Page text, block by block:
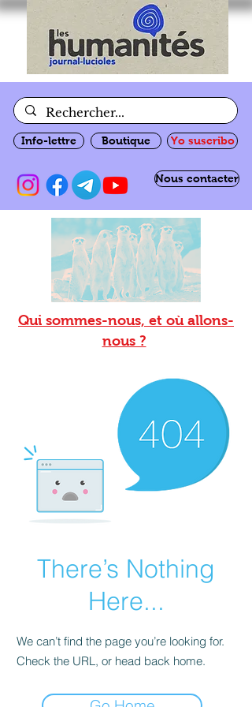
Info-lettre Boutique Yo suscribo
Nous contacter
Qui sommes-nous, et où allons-
nous ?
There’s Nothing
Here...
We can’t find the page you’re looking for.
Check the URL, or head back home.